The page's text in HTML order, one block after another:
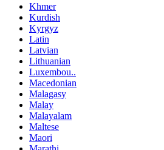
Khmer
Kurdish
Kyrgyz
Latin
Latvian
Lithuanian
Luxembou..
Macedonian
Malagasy
Malay
Malayalam
Maltese
Maori